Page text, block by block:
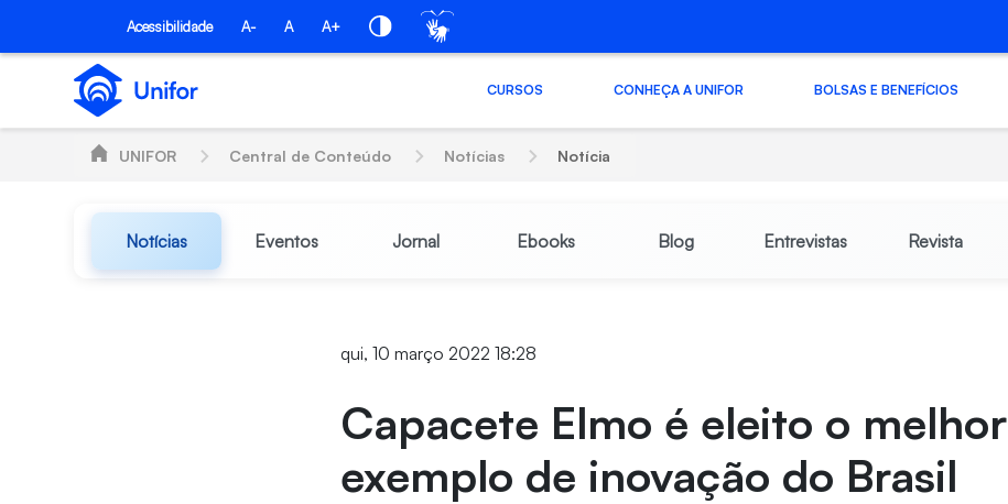
Pular para o Conteúdo principal
Acessibilidade A- A A+
CURSOS CONHEÇA A UNIFOR BOLSAS E BENEFÍCIOS
UNIFOR Central de Conteúdo Notícias Notícia
Notícias Eventos Jornal Ebooks Blog Entrevistas Revista
qui, 10 março 2022 18:28
Capacete Elmo é eleito o melhor
exemplo de inovação do Brasil